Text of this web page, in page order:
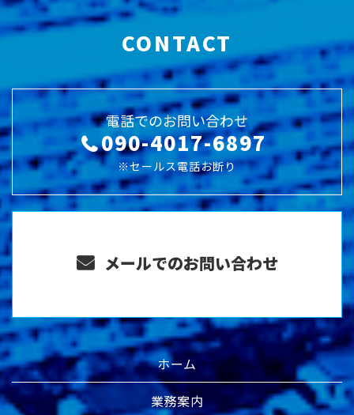
CONTACT
電話でのお問い合わせ
090-4017-6897
※セールス電話お断り
メールでのお問い合わせ
ホーム
業務案内